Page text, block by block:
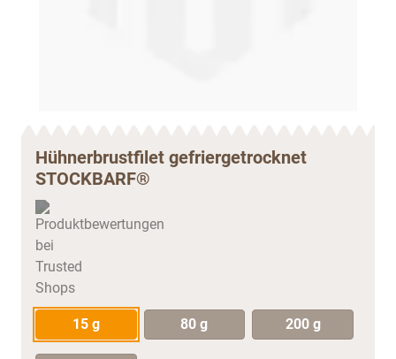
Hühnerbrustfilet gefriergetrocknet
STOCKBARF®
15 g 80 g 200 g